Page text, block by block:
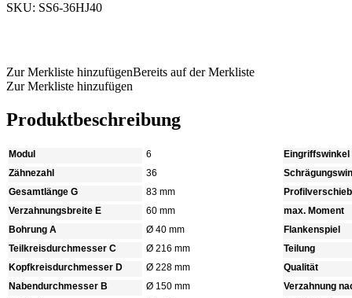
SKU: SS6-36HJ40
Zur Merkliste hinzufügenBereits auf der Merkliste
Zur Merkliste hinzufügen
Produktbeschreibung
Modul
6
Zähnezahl
36
Gesamtlänge G
83 mm
Verzahnungsbreite E
60 mm
Bohrung A
Ø 40 mm
Teilkreisdurchmesser C
Ø 216 mm
Kopfkreisdurchmesser D
Ø 228 mm
Nabendurchmesser B
Ø 150 mm
Eingriffswinkel
max. Moment
Flankenspiel
Teilung
Qualität
Verzahnung